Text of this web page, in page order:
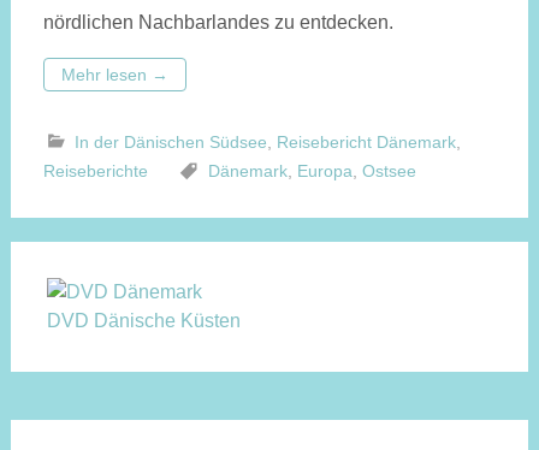
nördlichen Nachbarlandes zu entdecken.
Mehr lesen →
In der Dänischen Südsee Reisebericht Dänemark,
Reiseberichte
Dänemark, Europa Ostsee
DVD Dänische Küsten